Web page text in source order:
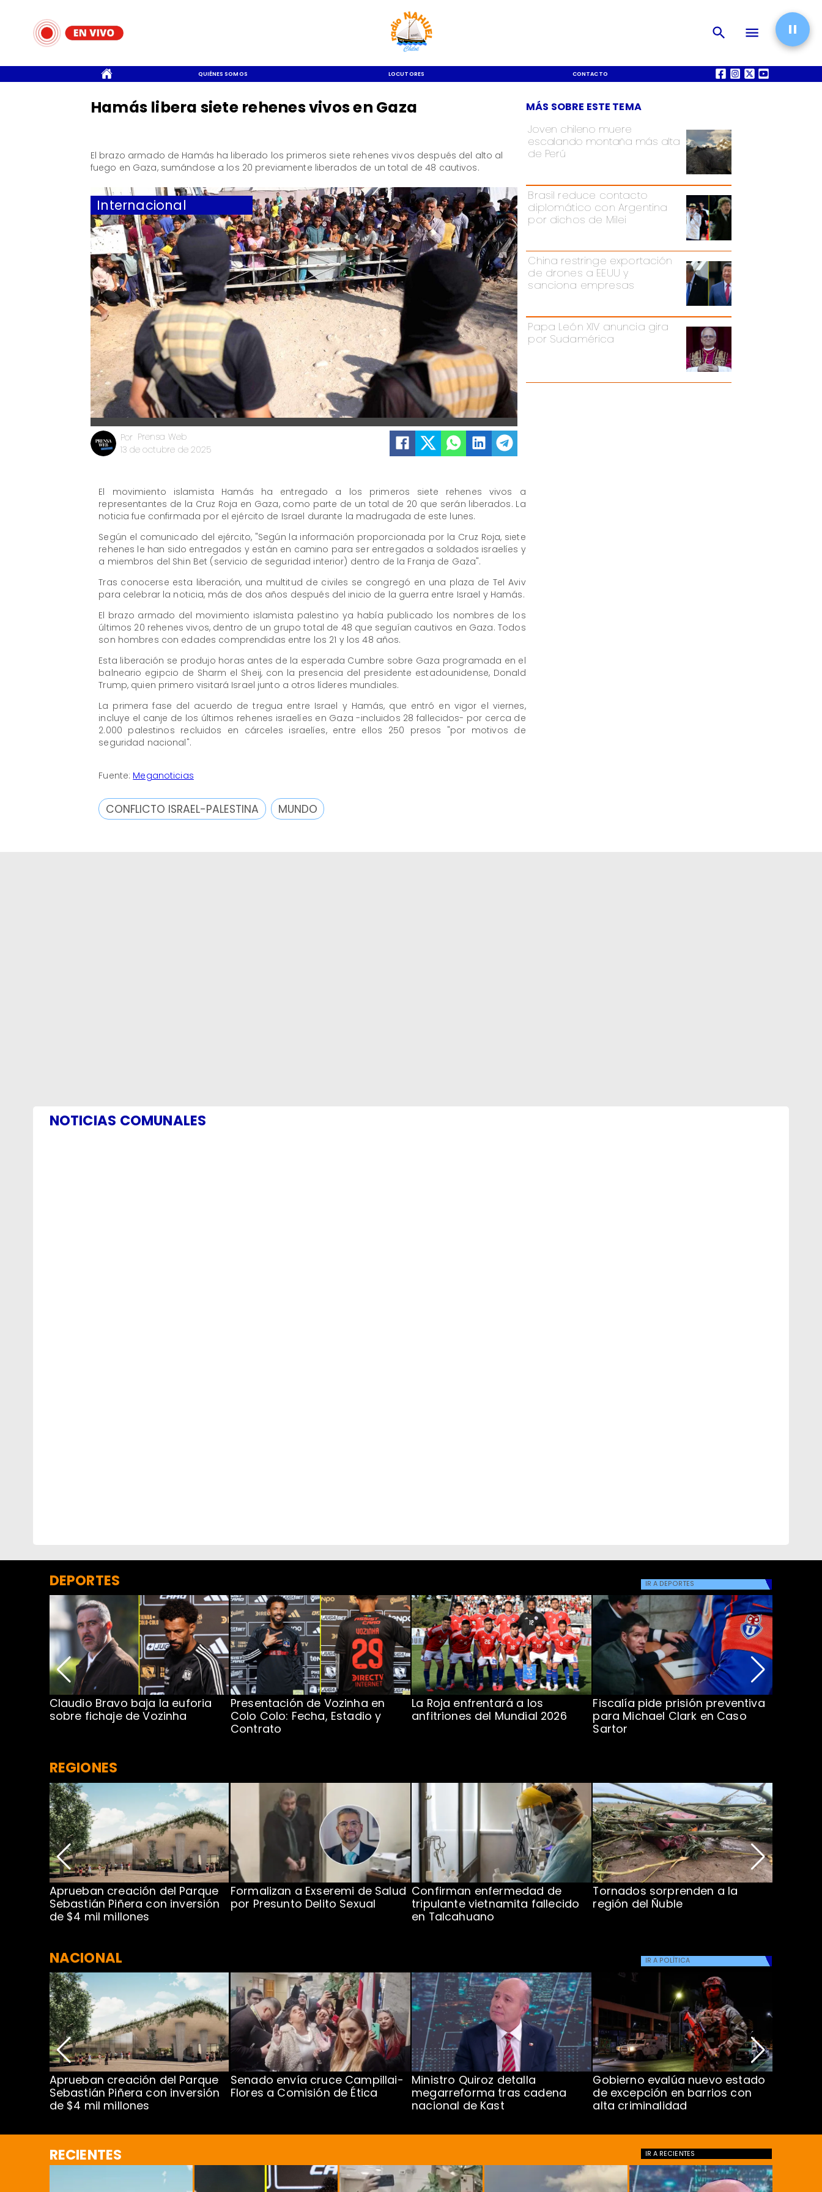
QUIÉNES SOMOS LOCUTORES CONTACTO QUIÉNES SOMOS
Internacional
Prensa Web
Por
13 de octubre de 2025
Joven chileno muere
escalando montaña más alta
de Perú
Brasil reduce contacto
diplomático con Argentina
por dichos de Milei
China restringe exportación
de drones a EEUU y
sanciona empresas
Papa León XIV anuncia gira
por Sudamérica
MÁS SOBRE ESTE TEMA
Hamás libera siete rehenes vivos en Gaza
El brazo armado de Hamás ha liberado los primeros siete rehenes vivos después del alto al
fuego en Gaza, sumándose a los 20 previamente liberados de un total de 48 cautivos.
El movimiento islamista Hamás ha entregado a los primeros siete rehenes vivos a
representantes de la Cruz Roja en Gaza, como parte de un total de 20 que serán liberados. La
noticia fue confirmada por el ejército de Israel durante la madrugada de este lunes.
Según el comunicado del ejército, "Según la información proporcionada por la Cruz Roja, siete
rehenes le han sido entregados y están en camino para ser entregados a soldados israelíes y
a miembros del Shin Bet (servicio de seguridad interior) dentro de la Franja de Gaza".
Tras conocerse esta liberación, una multitud de civiles se congregó en una plaza de Tel Aviv
para celebrar la noticia, más de dos años después del inicio de la guerra entre Israel y Hamás.
El brazo armado del movimiento islamista palestino ya había publicado los nombres de los
últimos 20 rehenes vivos, dentro de un grupo total de 48 que seguían cautivos en Gaza. Todos
son hombres con edades comprendidas entre los 21 y los 48 años.
Esta liberación se produjo horas antes de la esperada Cumbre sobre Gaza programada en el
balneario egipcio de Sharm el Sheij, con la presencia del presidente estadounidense, Donald
Trump, quien primero visitará Israel junto a otros líderes mundiales.
La primera fase del acuerdo de tregua entre Israel y Hamás, que entró en vigor el viernes,
incluye el canje de los últimos rehenes israelíes en Gaza -incluidos 28 fallecidos- por cerca de
2.000 palestinos recluidos en cárceles israelíes, entre ellos 250 presos "por motivos de
seguridad nacional".
Fuente: Meganoticias
CONFLICTO ISRAEL-PALESTINA MUNDO
NOTICIAS COMUNALES
DEPORTES IR A DEPORTES
Claudio Bravo baja la euforia
sobre fichaje de Vozinha
Presentación de Vozinha en
Colo Colo: Fecha, Estadio y
Contrato
La Roja enfrentará a los
anfitriones del Mundial 2026
Fiscalía pide prisión preventiva
para Michael Clark en Caso
Sartor
REGIONES
Aprueban creación del Parque
Sebastián Piñera con inversión
de $4 mil millones
Formalizan a Exseremi de Salud
por Presunto Delito Sexual
Confirman enfermedad de
tripulante vietnamita fallecido
en Talcahuano
Tornados sorprenden a la
región del Ñuble
NACIONAL IR A POLÍTICA
Aprueban creación del Parque
Sebastián Piñera con inversión
de $4 mil millones
Senado envía cruce Campillai-
Flores a Comisión de Ética
Ministro Quiroz detalla
megarreforma tras cadena
nacional de Kast
Gobierno evalúa nuevo estado
de excepción en barrios con
alta criminalidad
RECIENTES IR A RECIENTES